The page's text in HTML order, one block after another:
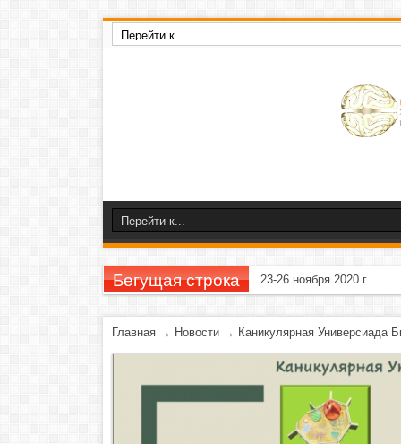
Бегущая строка 23-26 ноября 2020 г
Главная → Новости → Каникулярная Универсиада